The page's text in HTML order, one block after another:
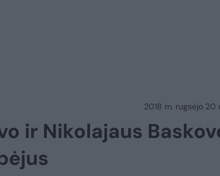
2018 m. rugsėjo 20
ir Nikolajaus